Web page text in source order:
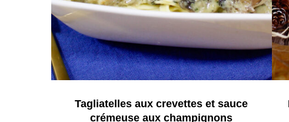
Tagliatelles aux crevettes et sauce
crémeuse aux champignons